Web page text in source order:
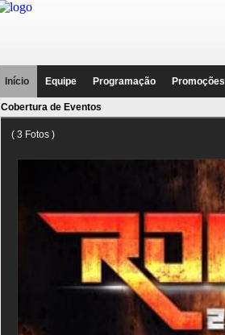
Início Equipe Programação Promoções
Cobertura de Eventos
( 3 Fotos )